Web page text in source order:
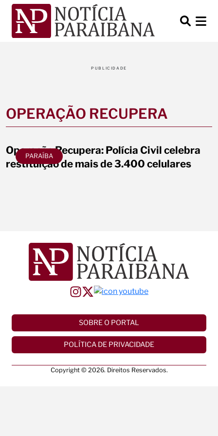
PUBLICIDADE
OPERAÇÃO RECUPERA
PARAÍBA
Operação Recupera: Polícia Civil celebra
restituição de mais de 3.400 celulares
SOBRE O PORTAL
POLÍTICA DE PRIVACIDADE
Copyright © 2026. Direitos Reservados.